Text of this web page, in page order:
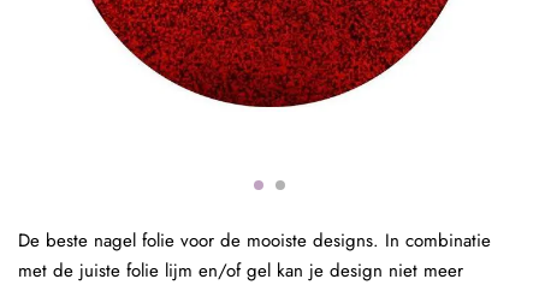
De beste nagel folie voor de mooiste designs. In combinatie
met de juiste folie lijm en/of gel kan je design niet meer